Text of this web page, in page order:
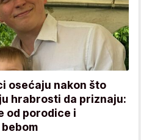
osećaju nakon što
hrabrosti da priznaju:
od porodice i